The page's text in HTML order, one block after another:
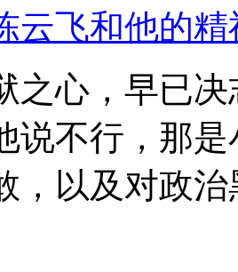
云飞和他的
之心，早已
说不行，那
，以及对政